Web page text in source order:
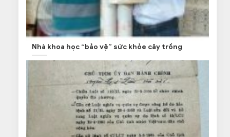
Nhà khoa học “bảo vệ” sức khỏe cây trồng